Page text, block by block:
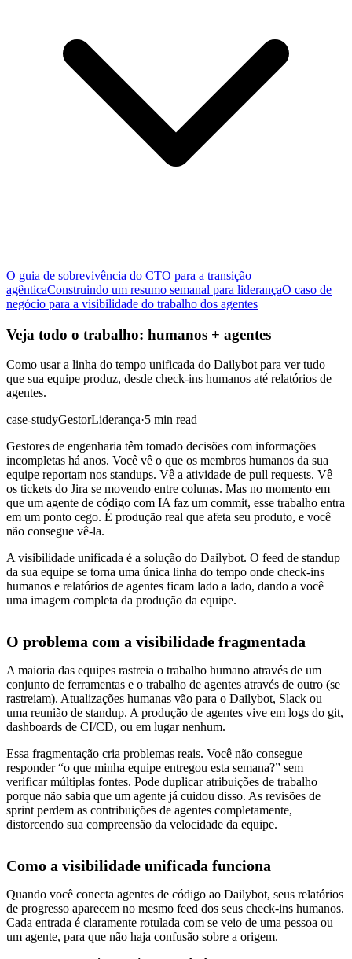
O guia de sobrevivência do CTO para a transição
agênticaConstruindo um resumo semanal para liderançaO caso de
negócio para a visibilidade do trabalho dos agentes
Veja todo o trabalho: humanos + agentes
Como usar a linha do tempo unificada do Dailybot para ver tudo
que sua equipe produz, desde check-ins humanos até relatórios de
agentes.
case-studyGestorLiderança·5 min read
Gestores de engenharia têm tomado decisões com informações
incompletas há anos. Você vê o que os membros humanos da sua
equipe reportam nos standups. Vê a atividade de pull requests. Vê
os tickets do Jira se movendo entre colunas. Mas no momento em
que um agente de código com IA faz um commit, esse trabalho entra
em um ponto cego. É produção real que afeta seu produto, e você
não consegue vê-la.
A visibilidade unificada é a solução do Dailybot. O feed de standup
da sua equipe se torna uma única linha do tempo onde check-ins
humanos e relatórios de agentes ficam lado a lado, dando a você
uma imagem completa da produção da equipe.
O problema com a visibilidade fragmentada
A maioria das equipes rastreia o trabalho humano através de um
conjunto de ferramentas e o trabalho de agentes através de outro (se
rastreiam). Atualizações humanas vão para o Dailybot, Slack ou
uma reunião de standup. A produção de agentes vive em logs do git,
dashboards de CI/CD, ou em lugar nenhum.
Essa fragmentação cria problemas reais. Você não consegue
responder “o que minha equipe entregou esta semana?” sem
verificar múltiplas fontes. Pode duplicar atribuições de trabalho
porque não sabia que um agente já cuidou disso. As revisões de
sprint perdem as contribuições de agentes completamente,
distorcendo sua compreensão da velocidade da equipe.
Como a visibilidade unificada funciona
Quando você conecta agentes de código ao Dailybot, seus relatórios
de progresso aparecem no mesmo feed dos seus check-ins humanos.
Cada entrada é claramente rotulada com se veio de uma pessoa ou
um agente, para que não haja confusão sobre a origem.